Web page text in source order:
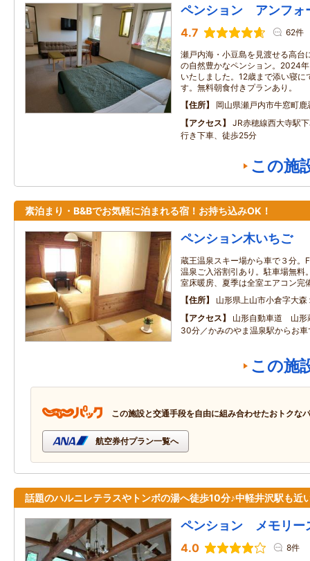
ペンション アンフォ
4.7 62件
瀬戸内海・小豆島を見渡せる高台
の自然豊かなペンション。2024
いたしました。12歳まで添い寝
す。無料朝食付きプランあり。
住所
岡山県瀬戸内市牛窓町
アクセス
JR赤穂線西大寺駅
行き下車、徒歩25分
この施
素泊まり・B&Bでお気軽に泊まれる宿！お持ち込みOK！
ペンション木いちご
蔵王温泉スキー場から車で３分。
温泉ご入浴割引あり。駐車場無料
室床暖房、夏季は全室エアコン完
住所
山形県上山市小倉字大
アクセス
山形自動車道 山形
30分／かみのやま温泉駅からお
この施
この施設と交通手段を自由に組み合わせたおトクな
航空券付プラン一覧へ
話題のハルニレテラスやトンボの湯へ徒歩10分♪中軽井沢駅も近
ペンション メモリー
4.0 8件